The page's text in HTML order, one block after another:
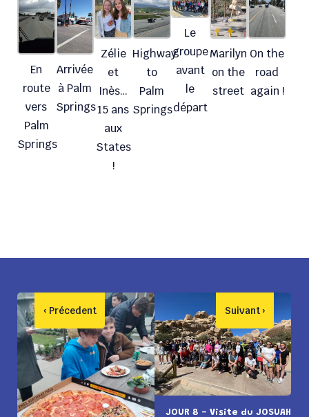
En
route
vers
Palm
Springs
Arrivée
à Palm
Springs
Zélie
et
Inès…
15 ans
aux
States
!
Highway
to
Palm
Springs
Le
groupe
avant
le
départ
Marilyn
on the
street
On the
road
again !
JOUR 8 - Visite du JOSUAH